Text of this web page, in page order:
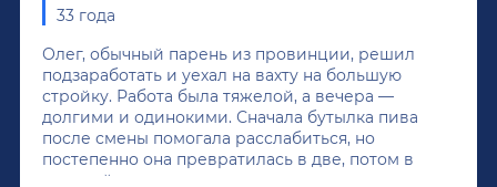
33 года
Олег, обычный парень из провинции, решил
подзаработать и уехал на вахту на большую
стройку. Работа была тяжелой, а вечера —
долгими и одинокими. Сначала бутылка пива
после смены помогала расслабиться, но
постепенно она превратилась в две, потом в
крепкий алкоголь, и вот он уже пил почти